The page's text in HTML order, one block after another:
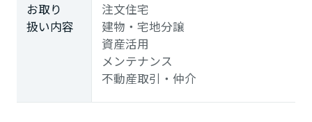
お取り
扱い内容
注文住宅
建物・宅地分譲
資産活用
メンテナンス
不動産取引・仲介
宮崎県